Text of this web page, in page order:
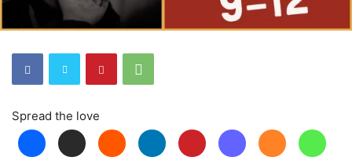
Spread the love